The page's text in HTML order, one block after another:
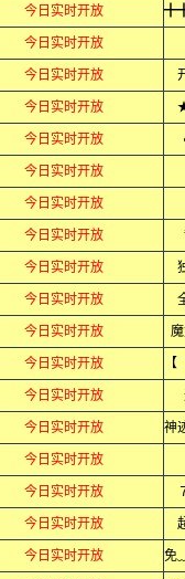
今日实时开放
今日实时开放
今日实时开放
今日实时开放
今日实时开放
今日实时开放
今日实时开放
今日实时开放
今日实时开放
今日实时开放
今日实时开放
今日实时开放
今日实时开放
今日实时开放
今日实时开放
今日实时开放
今日实时开放
今日实时开放